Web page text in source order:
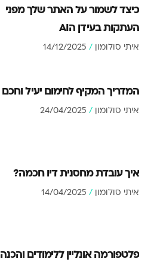
כיצד לשמור על האתר שלך מפני
העתקות בעידן הAI
איתי סולומון
המדריך המקיף לחימום יעיל וחכם
איתי סולומון
איך עובדת מחסנית דיו חכמה?
איתי סולומון
פלטפורמה אונליין ללימודים והכנה